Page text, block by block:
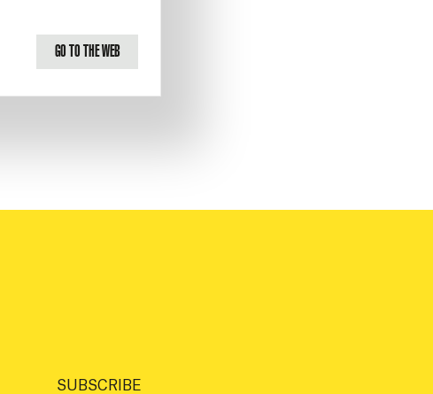
GO TO THE WEB
SUBSCRIBE